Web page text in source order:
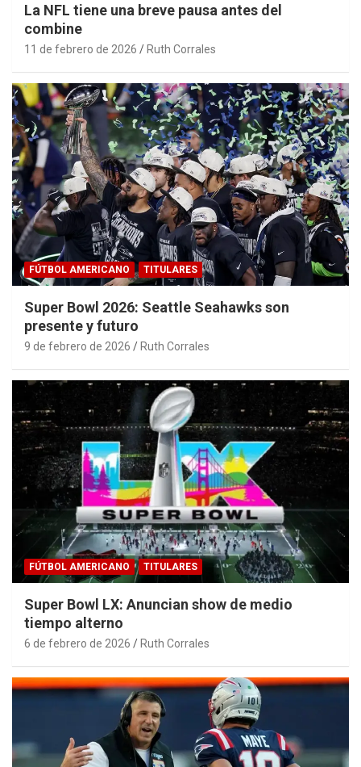
La NFL tiene una breve pausa antes del
combine
11 de febrero de 2026 Ruth Corrales
FÚTBOL AMERICANO TITULARES
Super Bowl 2026: Seattle Seahawks son
presente y futuro
9 de febrero de 2026 Ruth Corrales
FÚTBOL AMERICANO TITULARES
Super Bowl LX: Anuncian show de medio
tiempo alterno
6 de febrero de 2026 Ruth Corrales